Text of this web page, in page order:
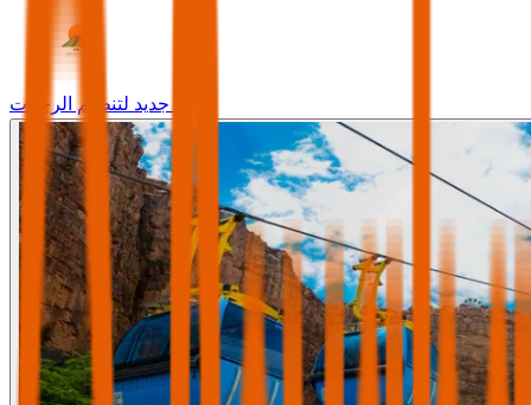
وجه جديد لتنظيم الرحلات